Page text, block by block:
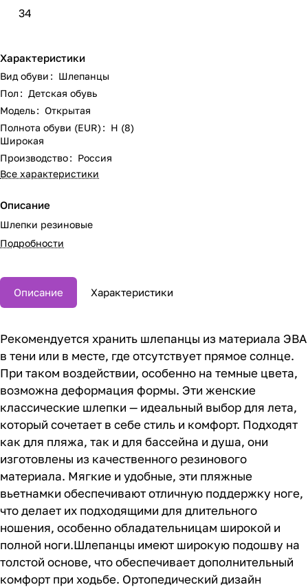
34
Характеристики
Вид обуви : Шлепанцы
Пол : Детская обувь
Модель: Открытая
Полнота обуви (EUR) : H (8)
Широкая
Производство: Россия
Все характеристики
Описание
Шлепки резиновые
Подробности
Описание Характеристики
Рекомендуется хранить шлепанцы из материала ЭВА
в тени или в месте, где отсутствует прямое солнце.
При таком воздействии, особенно на темные цвета,
возможна деформация формы. Эти женские
классические шлепки — идеальный выбор для лета,
который сочетает в себе стиль и комфорт. Подходят
как для пляжа, так и для бассейна и душа, они
изготовлены из качественного резинового
материала. Мягкие и удобные, эти пляжные
вьетнамки обеспечивают отличную поддержку ноге,
что делает их подходящими для длительного
ношения, особенно обладательницам широкой и
полной ноги.Шлепанцы имеют широкую подошву на
толстой основе, что обеспечивает дополнительный
комфорт при ходьбе. Ортопедический дизайн